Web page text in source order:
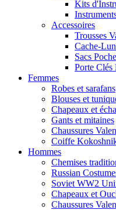
Kits
Accessoires
Trousses
Cache-
Sacs
Porte Clés
Femmes
Robes et sarafans
Blouses et
Chapeaux et
Gants et mitaines
Chaussures
Coiffe
Hommes
Chemises
Russian
Soviet WW2
Chapeaux et
Chaussures